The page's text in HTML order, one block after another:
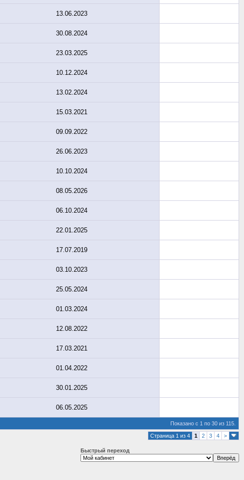
13.06.2023
30.08.2024
23.03.2025
10.12.2024
13.02.2024
15.03.2021
09.09.2022
26.06.2023
10.10.2024
08.05.2026
06.10.2024
22.01.2025
17.07.2019
03.10.2023
25.05.2024
01.03.2024
12.08.2022
17.03.2021
01.04.2022
30.01.2025
06.05.2025
Показано с 1 по 30 из 115.
Страница 1 из 4 1 2 3 4 >
Быстрый переход